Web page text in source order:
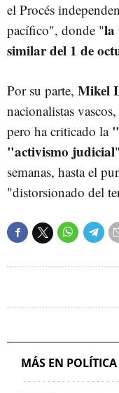
el Procés
pacífico", donde "la
similar del 1 de
Por su parte, Mikel
nacionalistas
pero ha criticado la
"activismo judicial
semanas, hasta el
"distorsionado del
MÁS EN POLÍTICA